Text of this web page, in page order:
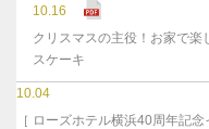
10.16
クリスマスの主役！お家で楽
スケーキ
10.04
［ ローズホテル横浜40周年記